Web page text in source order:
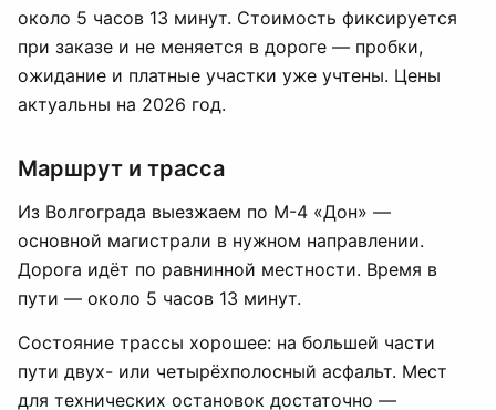
около 5 часов 13 минут. Стоимость фиксируется
при заказе и не меняется в дороге — пробки,
ожидание и платные участки уже учтены. Цены
актуальны на 2026 год.
Маршрут и трасса
Из Волгограда выезжаем по М-4 «Дон» —
основной магистрали в нужном направлении.
Дорога идёт по равнинной местности. Время в
пути — около 5 часов 13 минут.
Состояние трассы хорошее: на большей части
пути двух- или четырёхполосный асфальт. Мест
для технических остановок достаточно —